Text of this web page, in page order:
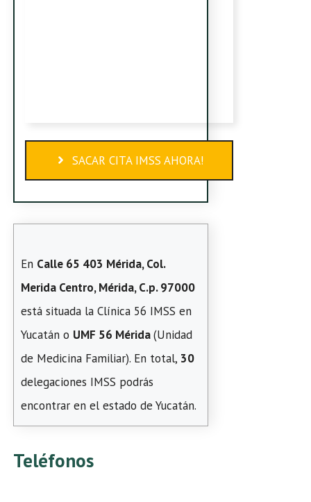
SACAR CITA IMSS AHORA!
En Calle 65 403 Mérida, Col.
Merida Centro, Mérida, C.p. 97000
está situada la Clínica 56 IMSS en
Yucatán o UMF 56 Mérida(Unidad
de Medicina Familiar). En total, 30
delegaciones IMSS podrás
encontrar en el estado de Yucatán.
Teléfonos